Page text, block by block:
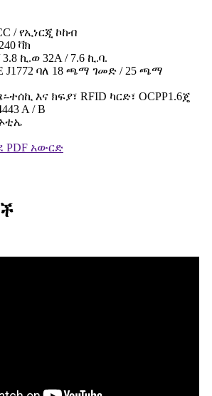
/ የኢነርጂ ኮከብ
ቫክ
3.8 ኪ.ወ 32A / 7.6 ኪ.ባ.
J1772 ባለ 18 ጫማ ገመድ / 25 ጫማ
ተሰኪ እና ክፍያ፣ RFID ካርድ፣ OCPP1.6ጄ
A / B
ኦቲኤ
PDF አውርድ